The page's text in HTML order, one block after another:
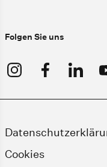
Folgen Sie uns
Cookies